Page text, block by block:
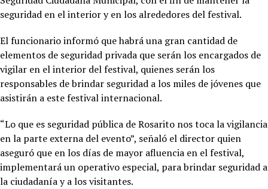
seguridad en el interior y en los alrededores del festival.
El funcionario informó que habrá una gran cantidad de
elementos de seguridad privada que serán los encargados de
vigilar en el interior del festival, quienes serán los
responsables de brindar seguridad a los miles de jóvenes que
asistirán a este festival internacional.
“Lo que es seguridad pública de Rosarito nos toca la vigilancia
en la parte externa del evento”, señaló el director quien
aseguró que en los días de mayor afluencia en el festival,
implementará un operativo especial, para brindar seguridad a
la ciudadanía y a los visitantes.